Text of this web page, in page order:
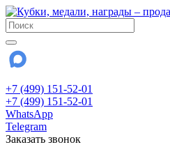
+7 (499) 151-52-01
+7 (499) 151-52-01
WhatsApp
Telegram
Заказать звонок